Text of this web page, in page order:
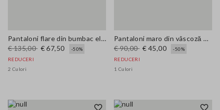
Pantaloni flare din bumbac elastic bej
€ 135,00 € 67,50
-50%
REDUCERI
2 Culori
Pantaloni maro din vâscoză elastică, croială regular
€ 90,00 € 45,00
-50%
REDUCERI
1 Culori